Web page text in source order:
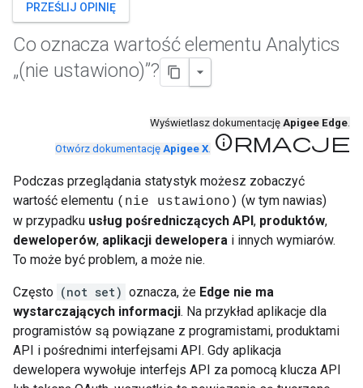
PRZEŚLIJ OPINIĘ
Co oznacza wartość elementu Analytics
„(nie ustawiono)”?
Wyświetlasz dokumentację Apigee Edge.
Otwórz dokumentację Apigee X. Informacje
Podczas przeglądania statystyk możesz zobaczyć
wartość elementu (nie ustawiono) (w tym nawias)
w przypadku usług pośredniczących API, produktów,
deweloperów, aplikacji dewelopera i innych wymiarów.
To może być problem, a może nie.
Często (not set) oznacza, że Edge nie ma
wystarczających informacji. Na przykład aplikacje dla
programistów są powiązane z programistami, produktami
API i pośrednimi interfejsami API. Gdy aplikacja
dewelopera wywołuje interfejs API za pomocą klucza API